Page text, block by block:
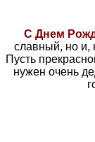
С Днем
славный, но и,
Пусть
нужен очень